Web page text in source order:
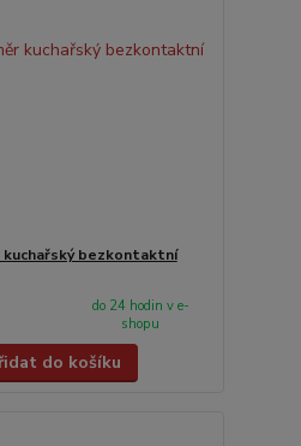
bezkontaktní
do 24 hodin v e-
shopu
do košíku